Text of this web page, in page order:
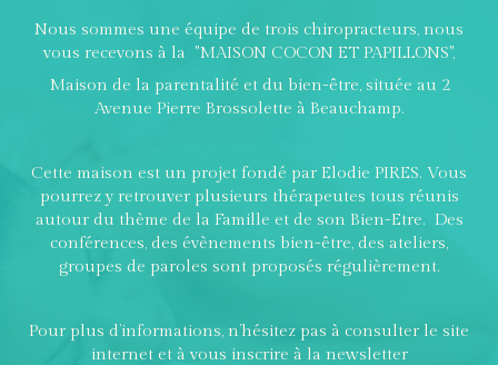
Nous sommes une équipe de trois chiropracteurs, nous
vous recevons à la "MAISON COCON ET PAPILLONS",
Maison de la parentalité et du bien-être, située au 2
Avenue Pierre Brossolette à Beauchamp.
Cette maison est un projet fondé par Elodie PIRES. Vous
pourrez y retrouver plusieurs thérapeutes tous réunis
autour du thème de la Famille et de son Bien-Etre. Des
conférences, des évènements bien-être, des ateliers,
groupes de paroles sont proposés régulièrement.
Pour plus d’informations, n’hésitez pas à consulter le site
internet et à vous inscrire à la newsletter